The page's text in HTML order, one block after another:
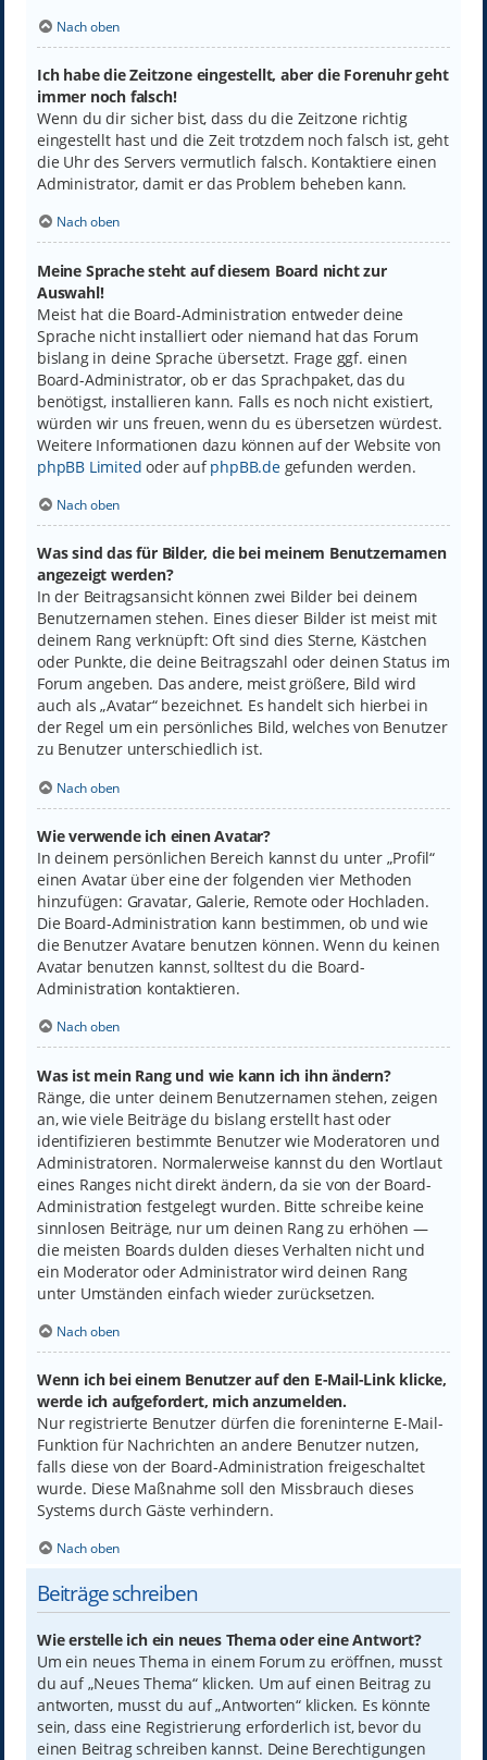
Nach oben
Ich habe die Zeitzone eingestellt, aber die Forenuhr geht
immer noch falsch!
Wenn du dir sicher bist, dass du die Zeitzone richtig
eingestellt hast und die Zeit trotzdem noch falsch ist, geht
die Uhr des Servers vermutlich falsch. Kontaktiere einen
Administrator, damit er das Problem beheben kann.
Nach oben
Meine Sprache steht auf diesem Board nicht zur
Auswahl!
Meist hat die Board-Administration entweder deine
Sprache nicht installiert oder niemand hat das Forum
bislang in deine Sprache übersetzt. Frage ggf. einen
Board-Administrator, ob er das Sprachpaket, das du
benötigst, installieren kann. Falls es noch nicht existiert,
würden wir uns freuen, wenn du es übersetzen würdest.
Weitere Informationen dazu können auf der Website von
phpBB Limited oder aufphpBB.degefunden werden.
Nach oben
Was sind das für Bilder, die bei meinem Benutzernamen
angezeigt werden?
In der Beitragsansicht können zwei Bilder bei deinem
Benutzernamen stehen. Eines dieser Bilder ist meist mit
deinem Rang verknüpft: Oft sind dies Sterne, Kästchen
oder Punkte, die deine Beitragszahl oder deinen Status im
Forum angeben. Das andere, meist größere, Bild wird
auch als „Avatar“ bezeichnet. Es handelt sich hierbei in
der Regel um ein persönliches Bild, welches von Benutzer
zu Benutzer unterschiedlich ist.
Nach oben
Wie verwende ich einen Avatar?
In deinem persönlichen Bereich kannst du unter „Profil“
einen Avatar über eine der folgenden vier Methoden
hinzufügen: Gravatar, Galerie, Remote oder Hochladen.
Die Board-Administration kann bestimmen, ob und wie
die Benutzer Avatare benutzen können. Wenn du keinen
Avatar benutzen kannst, solltest du die Board-
Administration kontaktieren.
Nach oben
Was ist mein Rang und wie kann ich ihn ändern?
Ränge, die unter deinem Benutzernamen stehen, zeigen
an, wie viele Beiträge du bislang erstellt hast oder
identifizieren bestimmte Benutzer wie Moderatoren und
Administratoren. Normalerweise kannst du den Wortlaut
eines Ranges nicht direkt ändern, da sie von der Board-
Administration festgelegt wurden. Bitte schreibe keine
sinnlosen Beiträge, nur um deinen Rang zu erhöhen —
die meisten Boards dulden dieses Verhalten nicht und
ein Moderator oder Administrator wird deinen Rang
unter Umständen einfach wieder zurücksetzen.
Nach oben
Wenn ich bei einem Benutzer auf den E-Mail-Link klicke,
werde ich aufgefordert, mich anzumelden.
Nur registrierte Benutzer dürfen die foreninterne E-Mail-
Funktion für Nachrichten an andere Benutzer nutzen,
falls diese von der Board-Administration freigeschaltet
wurde. Diese Maßnahme soll den Missbrauch dieses
Systems durch Gäste verhindern.
Nach oben
Beiträge schreiben
Wie erstelle ich ein neues Thema oder eine Antwort?
Um ein neues Thema in einem Forum zu eröffnen, musst
du auf „Neues Thema“ klicken. Um auf einen Beitrag zu
antworten, musst du auf „Antworten“ klicken. Es könnte
sein, dass eine Registrierung erforderlich ist, bevor du
einen Beitrag schreiben kannst. Deine Berechtigungen